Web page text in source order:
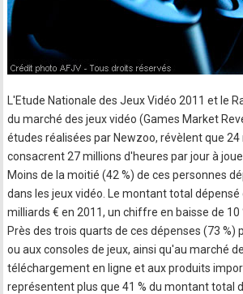
L'Etude Nationale des Jeux Vidéo 2011 et le
du marché des jeux vidéo (Games Market
études réalisées par Newzoo, révèlent que 24
consacrent 27 millions d'heures par jour à
Moins de la moitié (42 %) de ces personnes
dans les jeux vidéo. Le montant total
milliards € en 2011, un chiffre en baisse de 10
Près des trois quarts de ces dépenses (73 %)
ou aux consoles de jeux, ainsi qu'au marché
téléchargement en ligne et aux produits
représentent plus que 41 % du montant total